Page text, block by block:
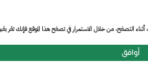
التصفح، من خلال الاستمرار في تصفح هذا الموقع فإنك تقر
أوافق